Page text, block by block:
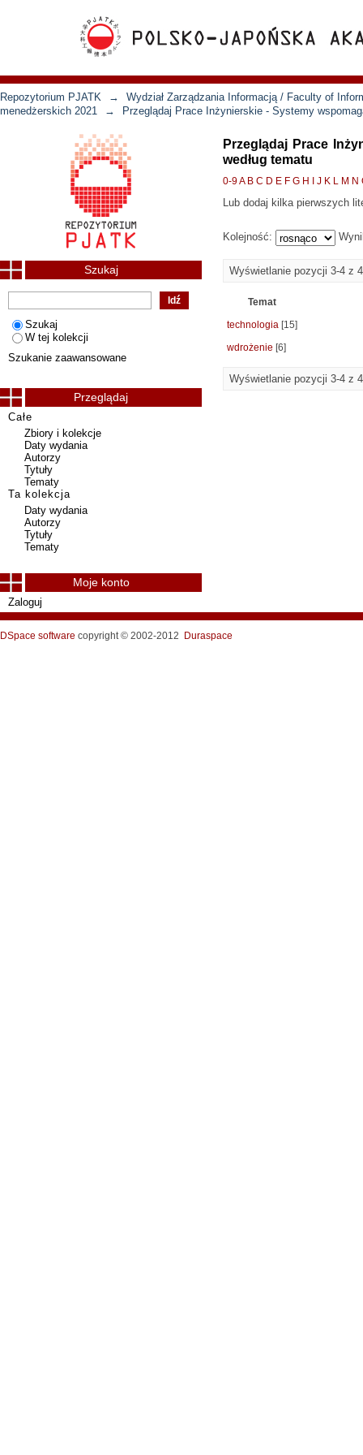
Repozytorium PJATK →
Wydział Zarządzania Informacją / Faculty of
menedżerskich 2021
→ Przeglądaj Prace Inżynierskie - Systemy
Przeglądaj Prace
według tematu
0-9A B C D E F G H J K L M N
Lub dodaj kilka pierwszych
Kolejność:
Wyświetlanie pozycji 3-4 z 4
Temat
technologia [15]
wdrożenie [6]
Wyświetlanie pozycji 3-4 z 4
Szukaj
Szukaj
W tej kolekcji
Szukanie zaawansowane
Przeglądaj
Całe
Zbiory i kolekcje
Daty wydania
Autorzy
Tytuły
Tematy
Ta kolekcja
Daty wydania
Autorzy
Tytuły
Tematy
Moje konto
Zaloguj
DSpace software copyright © 2002-2012 Duraspace